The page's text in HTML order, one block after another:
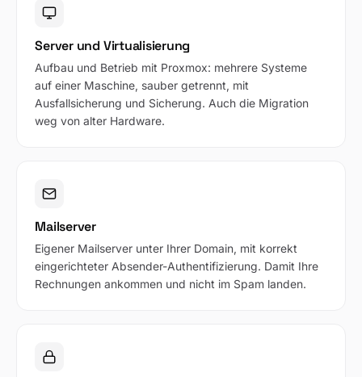
Server und Virtualisierung
Aufbau und Betrieb mit Proxmox: mehrere Systeme
auf einer Maschine, sauber getrennt, mit
Ausfallsicherung und Sicherung. Auch die Migration
weg von alter Hardware.
Mailserver
Eigener Mailserver unter Ihrer Domain, mit korrekt
eingerichteter Absender-Authentifizierung. Damit Ihre
Rechnungen ankommen und nicht im Spam landen.